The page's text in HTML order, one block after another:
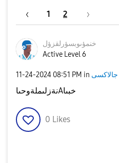
1 2
خنمؤىوبسؤرلقزؤل
Active Level 6
‎11-24-2024 08:51 PM in
نةزلىملةوحىاAخبىا
0 Likes